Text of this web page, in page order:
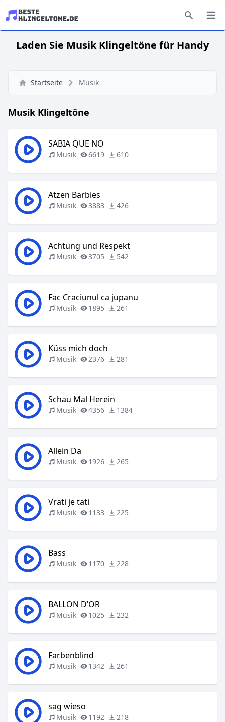
Laden Sie Musik Klingeltöne für Handy
Startseite Musik
Musik Klingeltöne
SABIA QUE NO
Musik 6619 610
Atzen Barbies
Musik 3883 426
Achtung und Respekt
Musik 3705 542
Fac Craciunul ca jupanu
Musik 1895 261
Küss mich doch
Musik 2376 281
Schau Mal Herein
Musik 4356 1384
Allein Da
Musik 1926 265
Vrati je tati
Musik 1133 225
Bass
Musik 1170 228
BALLON D’OR
Musik 1025 232
Farbenblind
Musik 1342 261
sag wieso
Musik 1192 218